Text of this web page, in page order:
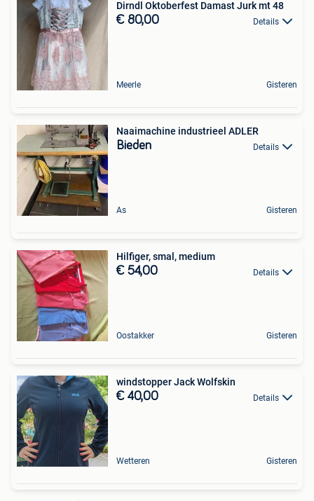
Dirndl Oktoberfest Damast Jurk mt 48
€ 80,00 Details
Meerle Gisteren
Naaimachine industrieel ADLER
Bieden Details
As Gisteren
Hilfiger, smal, medium
€ 54,00 Details
Oostakker Gisteren
windstopper Jack Wolfskin
€ 40,00 Details
Wetteren Gisteren